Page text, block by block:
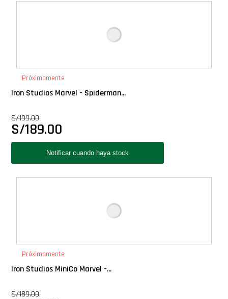
Próximamente
Iron Studios Marvel - Spiderman...
S/199.00
S/189.00
Próximamente
Iron Studios MiniCo Marvel -...
S/189.00